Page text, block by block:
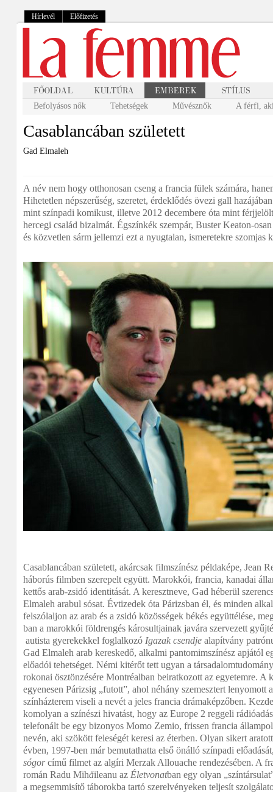
Hírlevél Előfizetés
Befolyásos nők Tehetségek Művésznők A férfi,
Casablancában született
Gad Elmaleh
A név nem hogy otthonosan cseng a francia fülek számára,
Hihetetlen népszerűség, szeretet, érdeklődés övezi gall
mint színpadi komikust, illetve 2012 decembere óta mint
hercegi család bizalmát. Égszínkék szempár, Buster Keaton-
és közvetlen sárm jellemzi ezt a nyugtalan, ismeretekre szomjas
Casablancában született, akárcsak filmszínész példaképe, Jean
háborús filmben szerepelt együtt. Marokkói, francia, kanadai
kettős arab-zsidó identitását. A keresztneve, Gad héberül
Elmaleh arabul sósat. Évtizedek óta Párizsban él, és minden
felszólaljon az arab és a zsidó közösségek békés együttélése,
ban a marokkói földrengés károsultjainak javára szervezett
autista gyerekekkel foglalkozó Igazak csendje alapítvány
Gad Elmaleh arab kereskedő, alkalmi pantomimszínész apjától
előadói tehetséget. Némi kitérőt tett ugyan a
rokonai ösztönzésére Montréalban beiratkozott az egyetemre. A
egyenesen Párizsig „futott”, ahol néhány szemesztert lenyomott
színházterem viseli a nevét a jeles francia drámaképzőben.
komolyan a színészi hivatást, hogy az Europe 2 reggeli
telefonált be egy bizonyos Momo Zemio, frissen francia
nevén, aki szökött feleségét keresi az éterben. Olyan sikert
évben, 1997-ben már bemutathatta első önálló színpadi
sógorcímű filmet az algíri Merzak Allouache rendezésében. A
román Radu Mihăileanu az Életvonatban egy olyan
a megsemmisítő táborokba tartó szerelvényeken teljesít